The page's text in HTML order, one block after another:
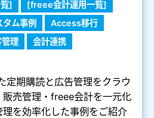
]
[freee会計運用一覧]
タム事例
Access移行
理 会計連携
定期購読と広告管理をクラウ
販売管理・freee会計を一元化
を効率化した事例をご紹介